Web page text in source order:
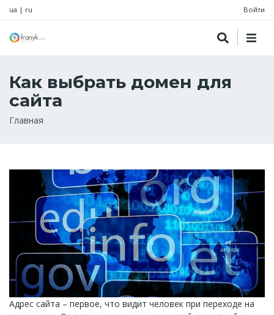
ua | ru Войти
Как выбрать домен для
сайта
Строка
Главная
Адрес сайта – первое, что видит человек при переходе на